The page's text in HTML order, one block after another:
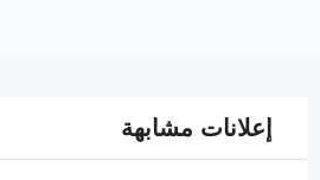
إعلانات مشابهة